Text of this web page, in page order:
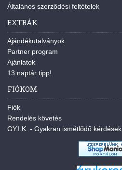
Általános szerződési feltételek
EXTRÁK
Ajándékutalványok
Partner program
Ajánlatok
13 naptár tipp!
FIÓKOM
Fiók
Rendelés követés
GY.I.K. - Gyakran ismétlődő kérdések